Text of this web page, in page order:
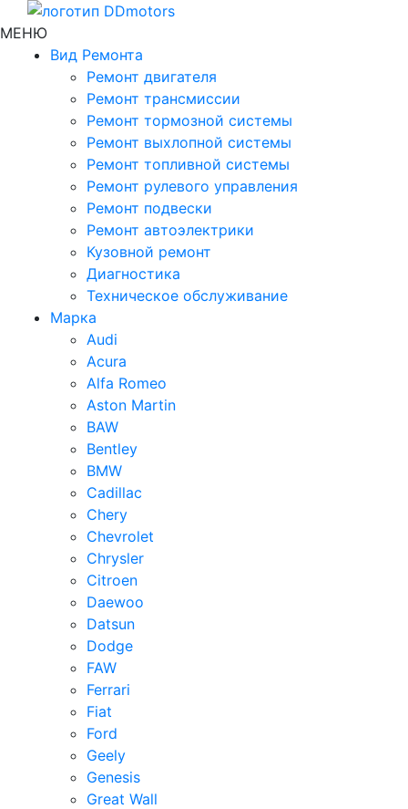
МЕНЮ
Вид Ремонта
Ремонт двигателя
Ремонт трансмиссии
Ремонт тормозной системы
Ремонт выхлопной системы
Ремонт топливной системы
Ремонт рулевого управления
Ремонт подвески
Ремонт автоэлектрики
Кузовной ремонт
Диагностика
Техническое обслуживание
Марка
Audi
Acura
Alfa Romeo
Aston Martin
BAW
Bentley
BMW
Cadillac
Chery
Chevrolet
Chrysler
Citroen
Daewoo
Datsun
Dodge
FAW
Ferrari
Fiat
Ford
Geely
Genesis
Great Wall